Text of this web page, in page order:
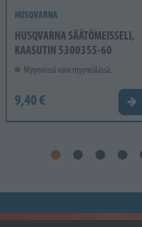
HUSQVARNA
HUSQVARNA SÄÄTÖMEISSELI,
KAASUTIN 5300355-60
Myynnissä vain myymälässä.
9,40 €